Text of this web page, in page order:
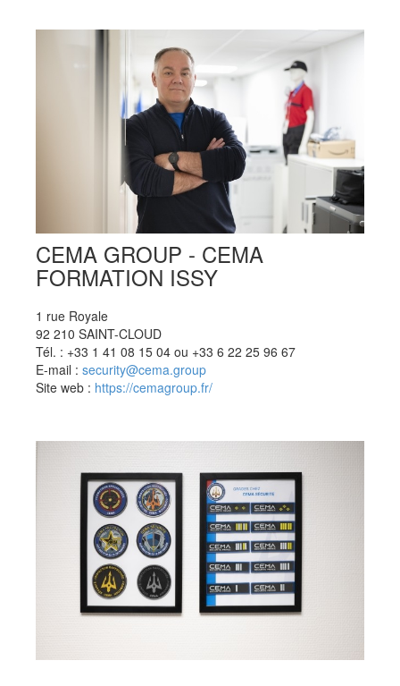
CEMA GROUP - CEMA
FORMATION ISSY
1 rue Royale
92 210 SAINT-CLOUD
Tél. : +33 1 41 08 15 04 ou +33 6 22 25 96 67
E-mail : security@cema.group
Site web : https://cemagroup.fr/